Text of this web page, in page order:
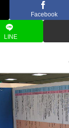
Facebook
LINE